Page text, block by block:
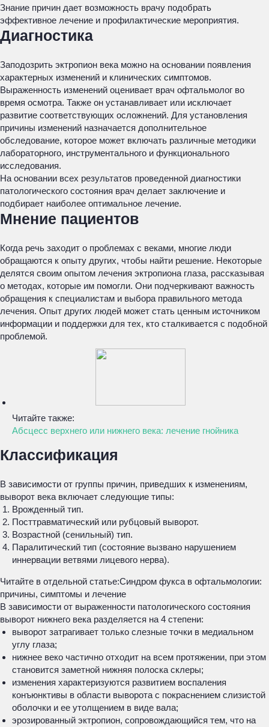
Знание причин дает возможность врачу подобрать
эффективное лечение и профилактические мероприятия.
Диагностика
Заподозрить эктропион века можно на основании появления
характерных изменений и клинических симптомов.
Выраженность изменений оценивает врач офтальмолог во
время осмотра. Также он устанавливает или исключает
развитие соответствующих осложнений. Для установления
причины изменений назначается дополнительное
обследование, которое может включать различные методики
лабораторного, инструментального и функционального
исследования.
На основании всех результатов проведенной диагностики
патологического состояния врач делает заключение и
подбирает наиболее оптимальное лечение.
Мнение пациентов
Когда речь заходит о проблемах с веками, многие люди
обращаются к опыту других, чтобы найти решение. Некоторые
делятся своим опытом лечения эктропиона глаза, рассказывая
о методах, которые им помогли. Они подчеркивают важность
обращения к специалистам и выбора правильного метода
лечения. Опыт других людей может стать ценным источником
информации и поддержки для тех, кто сталкивается с подобной
проблемой.
Читайте также:
Абсцесс верхнего или нижнего века: лечение гнойника
Классификация
В зависимости от группы причин, приведших к изменениям,
выворот века включает следующие типы:
Врожденный тип.
Посттравматический или рубцовый выворот.
Возрастной (сенильный) тип.
Паралитический тип (состояние вызвано нарушением
иннервации ветвями лицевого нерва).
Читайте в отдельной статье:Синдром фукса в офтальмологии:
причины, симптомы и лечение
В зависимости от выраженности патологического состояния
выворот нижнего века разделяется на 4 степени:
выворот затрагивает только слезные точки в медиальном
углу глаза;
нижнее веко частично отходит на всем протяжении, при этом
становится заметной нижняя полоска склеры;
изменения характеризуются развитием воспаления
конъюнктивы в области выворота с покраснением слизистой
оболочки и ее утолщением в виде вала;
эрозированный эктропион, сопровождающийся тем, что на